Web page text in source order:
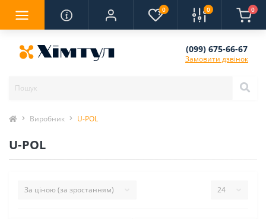
0 0 0
(099) 675-66-67
Замовити дзвінок
Виробник U-POL
U-POL